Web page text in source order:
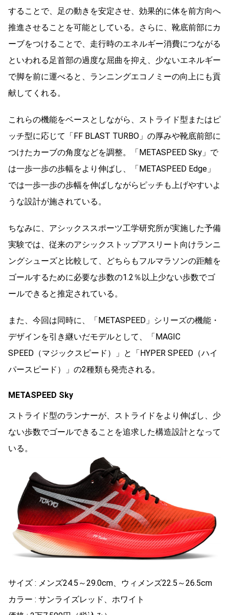
することで、足の動きを安定させ、効果的に体を前方向へ
推進させることを可能としている。さらに、靴底前部にカ
ーブをつけることで、走行時のエネルギー消費につながる
といわれる足首部の過度な屈曲を抑え、少ないエネルギー
で脚を前に運べると、ランニングエコノミーの向上にも貢
献してくれる。
これらの機能をベースとしながら、ストライド型またはピ
ッチ型に応じて「FF BLAST TURBO」の厚みや靴底前部に
つけたカーブの角度などを調整。「METASPEED Sky」で
は一歩一歩の歩幅をより伸ばし、「METASPEED Edge」
では一歩一歩の歩幅を伸ばしながらピッチも上げやすいよ
うな設計が施されている。
ちなみに、アシックススポーツ工学研究所が実施した予備
実験では、従来のアシックストップアスリート向けランニ
ングシューズと比較して、どちらもフルマラソンの距離を
ゴールするために必要な歩数の1.2％以上少ない歩数でゴ
ールできると推定されている。
また、今回は同時に、「METASPEED」シリーズの機能・
デザインを引き継いだモデルとして、「MAGIC
SPEED（マジックスピード）」と「HYPER SPEED（ハイ
パースピード）」の2種類も発売される。
METASPEED Sky
ストライド型のランナーが、ストライドをより伸ばし、少
ない歩数でゴールできることを追求した構造設計となって
いる。
サイズ : メンズ24.5～29.0cm、ウィメンズ22.5～26.5cm
カラー : サンライズレッド、ホワイト